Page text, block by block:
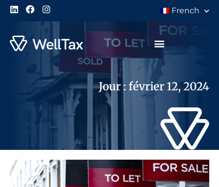
French
Jour : février 12, 2024